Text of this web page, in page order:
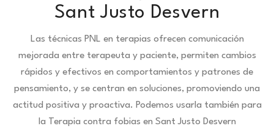
Sant Justo Desvern
Las técnicas PNL en terapias ofrecen comunicación
mejorada entre terapeuta y paciente, permiten cambios
rápidos y efectivos en comportamientos y patrones de
pensamiento, y se centran en soluciones, promoviendo una
actitud positiva y proactiva. Podemos usarla también para
la Terapia contra fobias en Sant Justo Desvern